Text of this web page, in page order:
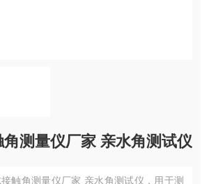
测量仪厂家 亲水角测试仪
触角测量仪厂家 亲水角测试仪，用于测